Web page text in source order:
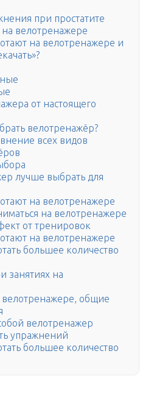
при простатите
на велотренажере
на велотренажере и
от настоящего
велотренажёр?
всех видов
лучше выбрать для
на велотренажере
на велотренажере
от тренировок
на велотренажере
большее количество
занятиях на
велотренажере, общие
велотренажер
упражнений
большее количество